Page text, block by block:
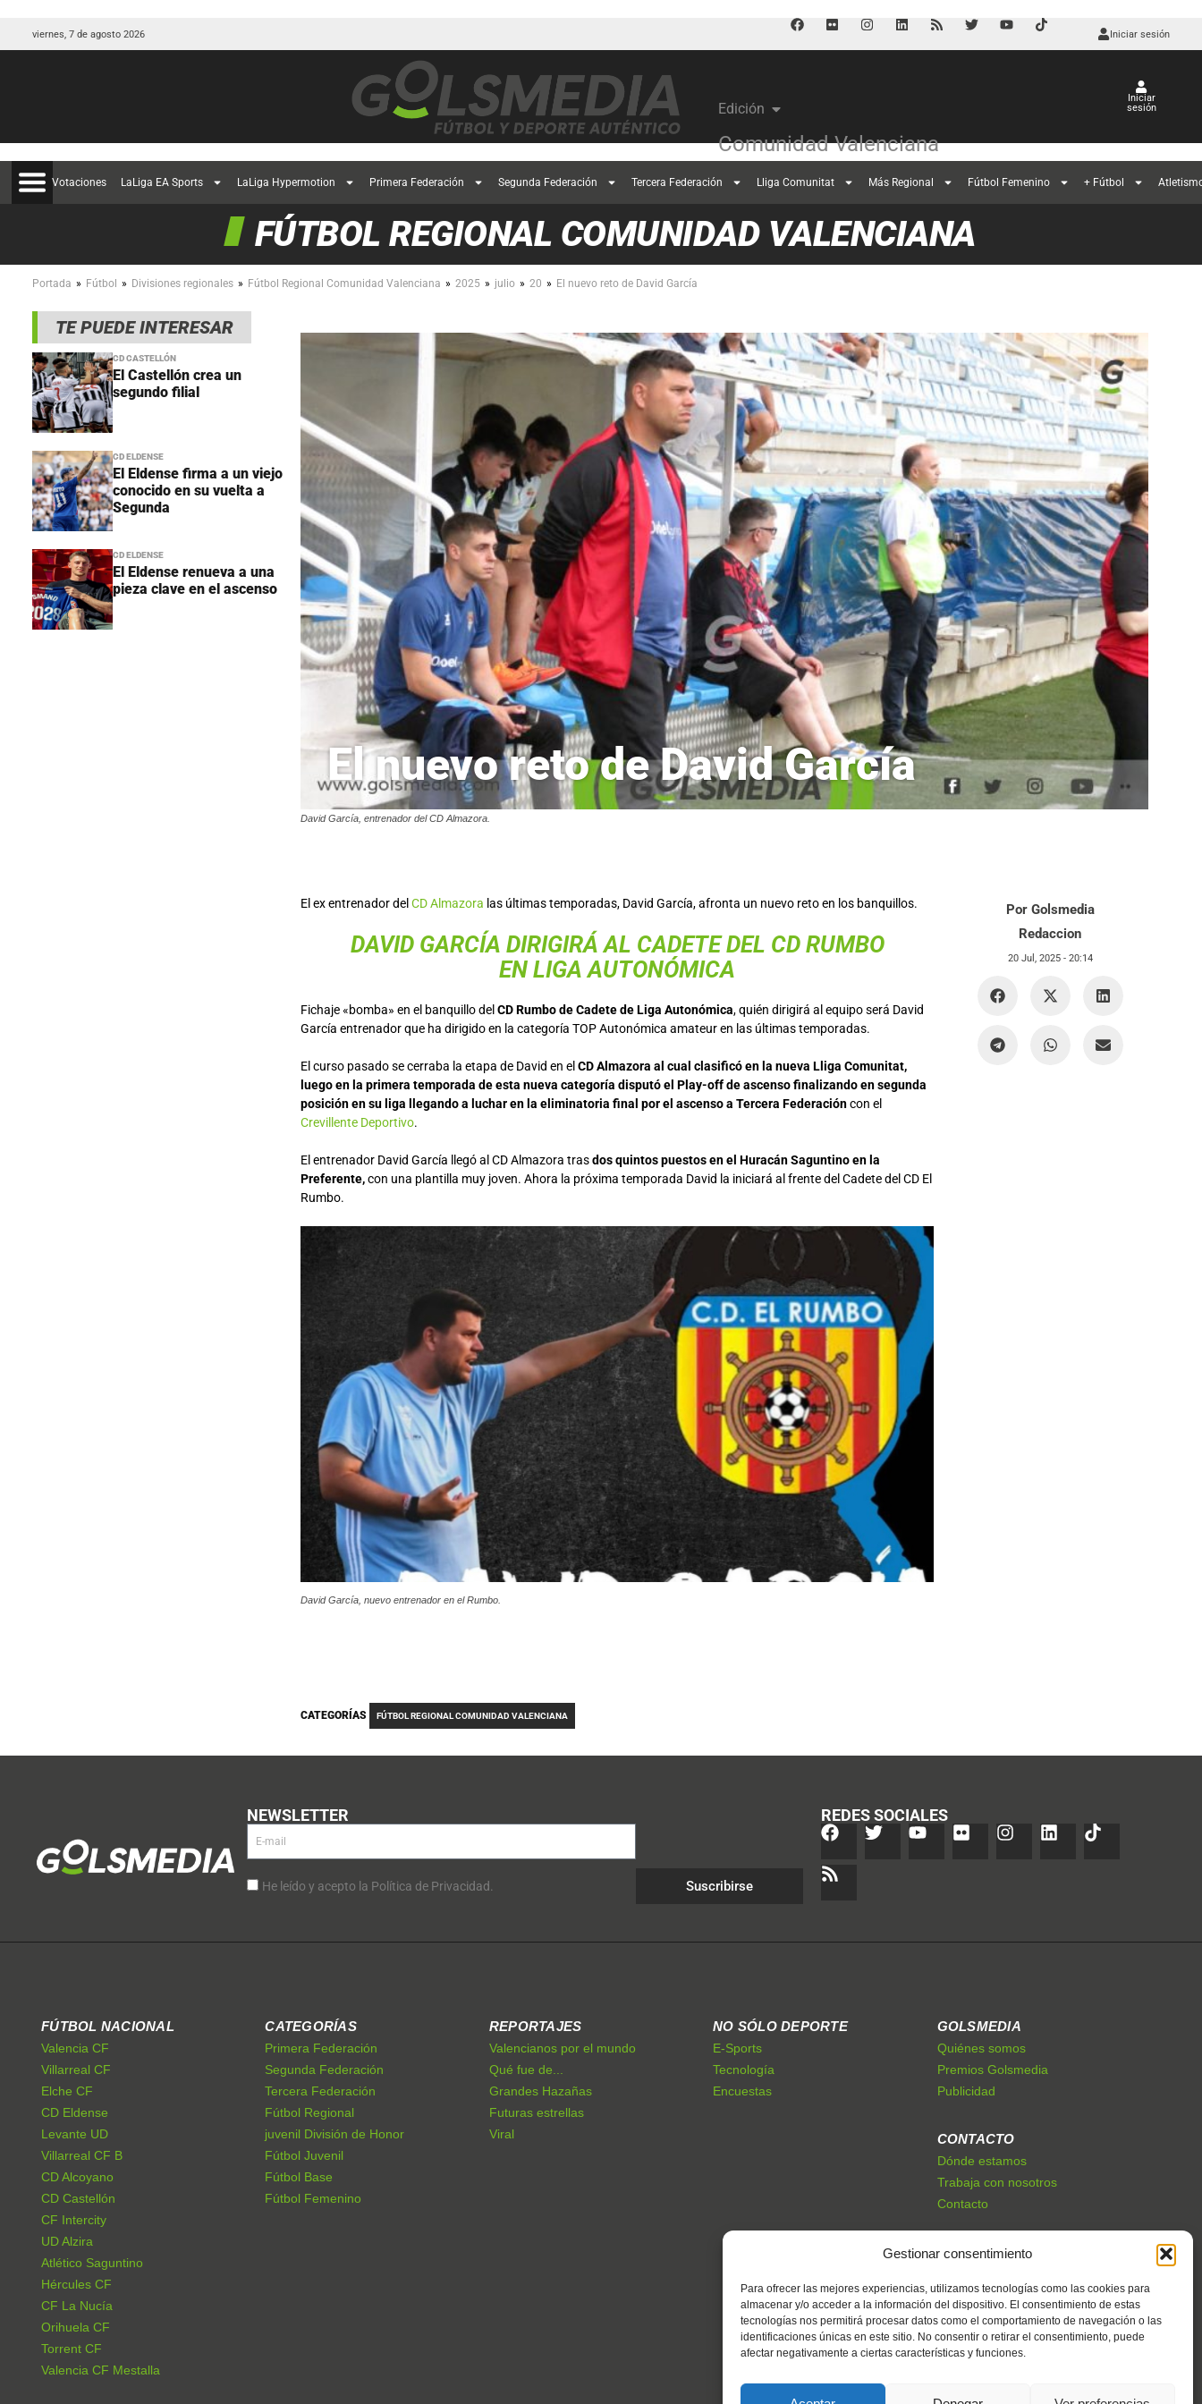
Gestionar consentimiento
Para ofrecer las mejores experiencias, utilizamos tecnologías como las cookies para
almacenar y/o acceder a la información del dispositivo. El consentimiento de estas
tecnologías nos permitirá procesar datos como el comportamiento de navegación o las
identificaciones únicas en este sitio. No consentir o retirar el consentimiento, puede
afectar negativamente a ciertas características y funciones.
viernes, 7 de agosto 2026 Iniciar sesión
Edición
Comunidad Valenciana
Iniciar
sesión
Votaciones LaLiga EA Sports LaLiga Hypermotion Primera Federación Segunda Federación Tercera Federación Lliga Comunitat Más Regional Fútbol Femenino + Fútbol
FÚTBOL REGIONAL COMUNIDAD VALENCIANA
Portada » Fútbol » Divisiones regionales » Fútbol Regional Comunidad Valenciana » 2025 » julio » 20 » El nuevo reto de David García
TE PUEDE INTERESAR
CD CASTELLÓN
El Castellón crea un
segundo filial
CD ELDENSE
El Eldense firma a un viejo
conocido en su vuelta a
Segunda
CD ELDENSE
El Eldense renueva a una
pieza clave en el ascenso
El nuevo reto de David García
David García, entrenador del CD Almazora.
El ex entrenador del CD Almazora las últimas temporadas, David García, afronta un nuevo reto en los banquillos.
DAVID GARCÍA DIRIGIRÁ AL CADETE DEL CD RUMBO
EN LIGA AUTONÓMICA
Fichaje «bomba» en el banquillo del CD Rumbo de Cadete de Liga Autonómica, quién dirigirá al equipo será David
García entrenador que ha dirigido en la categoría TOP Autonómica amateur en las últimas temporadas.
El curso pasado se cerraba la etapa de David en el CD Almazora al cual clasificó en la nueva Lliga Comunitat,
luego en la primera temporada de esta nueva categoría disputó el Play-off de ascenso finalizando en segunda
posición en su liga llegando a luchar en la eliminatoria final por el ascenso a Tercera Federacióncon el
Crevillente Deportivo.
El entrenador David García llegó al CD Almazora trasdos quintos puestos en el Huracán Saguntino en la
Preferente,con una plantilla muy joven. Ahora la próxima temporada David la iniciará al frente del Cadete del CD El
Rumbo.
David García, nuevo entrenador en el Rumbo.
Por Golsmedia
Redaccion
20 Jul, 2025 - 20:14
CATEGORÍAS FÚTBOL REGIONAL COMUNIDAD VALENCIANA
NEWSLETTER
He leído y acepto la Política de Privacidad. Suscribirse
REDES SOCIALES
FÚTBOL NACIONAL
Valencia CF
Villarreal CF
Elche CF
CD Eldense
Levante UD
Villarreal CF B
CD Alcoyano
CD Castellón
CF Intercity
UD Alzira
Atlético Saguntino
Hércules CF
CF La Nucía
Orihuela CF
Torrent CF
Valencia CF Mestalla
CATEGORÍAS
Primera Federación
Segunda Federación
Tercera Federación
Fútbol Regional
juvenil División de Honor
Fútbol Juvenil
Fútbol Base
Fútbol Femenino
REPORTAJES
Valencianos por el mundo
Qué fue de...
Grandes Hazañas
Futuras estrellas
Viral
NO SÓLO DEPORTE
E-Sports
Tecnología
Encuestas
GOLSMEDIA
Quiénes somos
Premios Golsmedia
Publicidad
CONTACTO
Dónde estamos
Trabaja con nosotros
Contacto